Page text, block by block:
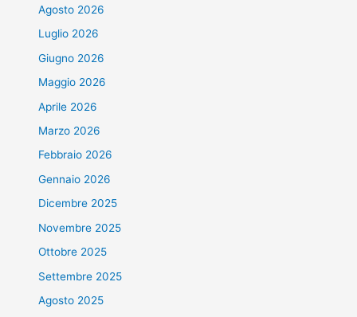
Agosto 2026
Luglio 2026
Giugno 2026
Maggio 2026
Aprile 2026
Marzo 2026
Febbraio 2026
Gennaio 2026
Dicembre 2025
Novembre 2025
Ottobre 2025
Settembre 2025
Agosto 2025